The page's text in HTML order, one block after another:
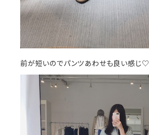
前が短いのでパンツあわせも良い感じ♡